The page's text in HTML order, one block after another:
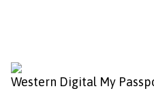
Western Digital My